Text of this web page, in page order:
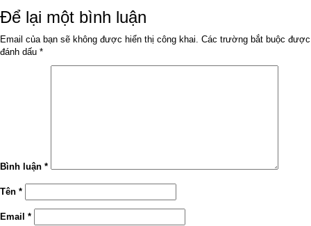
ngày
đầy
đủ
Để lại một bình luận
Email của bạn sẽ không được hiển thị công khai. Các trường bắt buộc được
đánh dấu *
Bình luận *
Tên *
Email *